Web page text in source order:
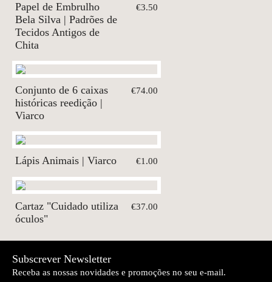
Papel de Embrulho
Bela Silva | Padrões de
Tecidos Antigos de
Chita
€3.50
Conjunto de 6 caixas
históricas reedição |
Viarco
€74.00
Lápis Animais | Viarco €1.00
Cartaz "Cuidado utiliza
óculos"
€37.00
Subscrever Newsletter
Receba as nossas novidades e promoções no seu e-mail.